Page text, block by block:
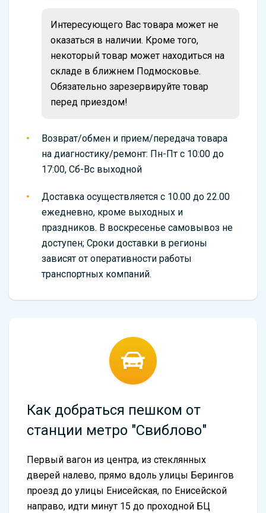
Интересующего Вас товара может не
оказаться в наличии. Кроме того,
некоторый товар может находиться на
складе в ближнем Подмосковье.
Обязательно зарезервируйте товар
перед приездом!
Возврат/обмен и прием/передача товара
на диагностику/ремонт: Пн-Пт с 10:00 до
17:00, Сб-Вс выходной
Доставка осуществляется с 10.00 до 22.00
ежедневно, кроме выходных и
праздников. В воскресенье самовывоз не
доступен; Сроки доставки в регионы
зависят от оперативности работы
транспортных компаний.
Как добраться пешком от
станции метро "Свиблово"
Первый вагон из центра, из стеклянных
дверей налево, прямо вдоль улицы Берингов
проезд до улицы Енисейская, по Енисейской
направо, идти минут 15 до проходной БЦ